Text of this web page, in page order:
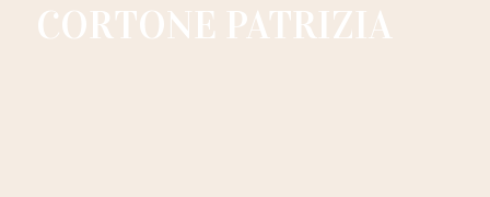
CORTONE PATRIZIA